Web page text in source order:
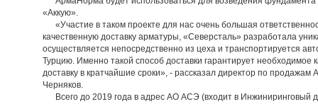
«Аккую».
«Участие в таком проекте для нас очень большая
качественную доставку арматуры, «Северсталь» разработала
осуществляется непосредственно из цеха и транспортируется
Турцию. Именно такой способ доставки гарантирует необходимое
доставку в кратчайшие сроки», - рассказал директор по
Черняков.
Всего до 2019 года в адрес АО АСЭ (входит в Инжиниринговый